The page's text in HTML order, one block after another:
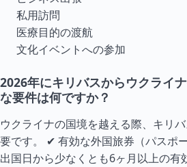
私用訪問
医療目的の渡航
文化イベントへの参加
2026年にキリバスからウクライ
な要件は何ですか？
ウクライナの国境を越える際、キリ
要です。 ✔ 有効な外国旅券（パスポ
出国日から少なくとも6ヶ月以上の